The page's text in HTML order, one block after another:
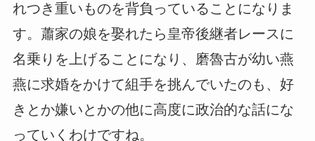
れつき重いものを背負っていることになりま
す。蕭家の娘を娶れたら皇帝後継者レースに
名乗りを上げることになり、磨魯古が幼い燕
燕に求婚をかけて組手を挑んでいたのも、好
きとか嫌いとかの他に高度に政治的な話にな
っていくわけですね。